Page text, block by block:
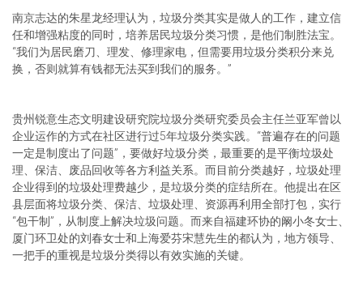
南京志达的朱星龙经理认为，垃圾分类其实是做人的工作，建立信
任和增强粘度的同时，培养居民垃圾分类习惯，是他们制胜法宝。
“我们为居民磨刀、理发、修理家电，但需要用垃圾分类积分来兑
换，否则就算有钱都无法买到我们的服务。”
贵州锐意生态文明建设研究院垃圾分类研究委员会主任兰亚军曾以
企业运作的方式在社区进行过5年垃圾分类实践。“普遍存在的问题
一定是制度出了问题”，要做好垃圾分类，最重要的是平衡垃圾处
理、保洁、废品回收等各方利益关系。而目前分类越好，垃圾处理
企业得到的垃圾处理费越少，是垃圾分类的症结所在。他提出在区
县层面将垃圾分类、保洁、垃圾处理、资源再利用全部打包，实行
“包干制”，从制度上解决垃圾问题。而来自福建环协的阚小冬女士、
厦门环卫处的刘春女士和上海爱芬宋慧先生的都认为，地方领导、
一把手的重视是垃圾分类得以有效实施的关键。